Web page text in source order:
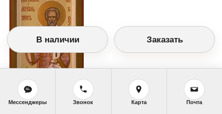
В наличии Заказать
Мессенджеры Звонок Карта Почта